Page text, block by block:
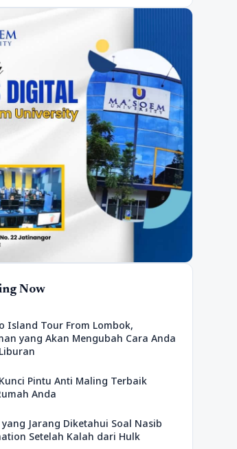
Now
Island Tour From Lombok,
yang Akan Mengubah Cara Anda
Pintu Anti Maling Terbaik
Anda
yang Jarang Diketahui Soal Nasib
Setelah Kalah dari Hulk